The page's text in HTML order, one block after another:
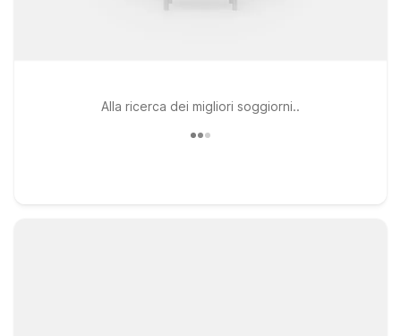
Alla ricerca dei migliori soggiorni..